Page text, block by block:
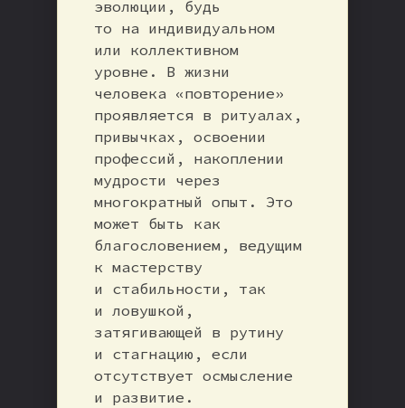
эволюции, будь
то на индивидуальном
или коллективном
уровне. В жизни
человека «повторение»
проявляется в ритуалах,
привычках, освоении
профессий, накоплении
мудрости через
многократный опыт. Это
может быть как
благословением, ведущим
к мастерству
и стабильности, так
и ловушкой,
затягивающей в рутину
и стагнацию, если
отсутствует осмысление
и развитие.